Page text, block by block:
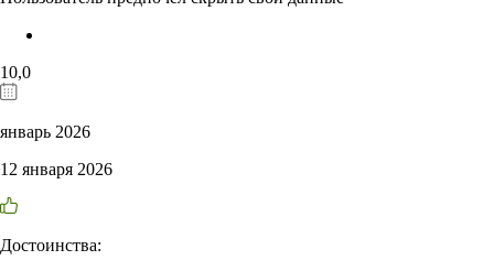
10,0
январь 2026
12 января 2026
Достоинства: